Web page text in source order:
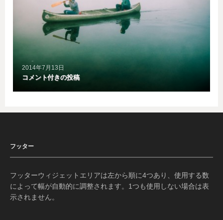
2014年7月13日
コメント付きの投稿
フッター
フッターウィジェットエリアは左から順に4つあり、使用する数
によって幅が自動的に調整されます。1つも使用しない場合は表
示されません。